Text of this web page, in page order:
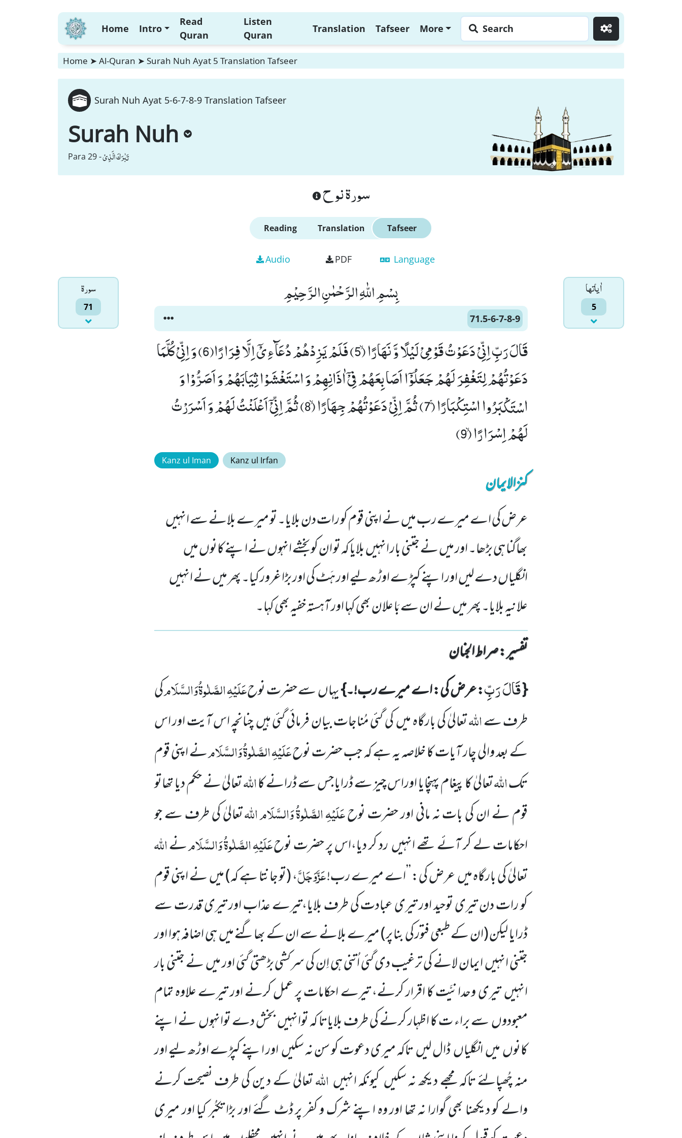
Home Intro
Read
Quran
Listen
Quran
Translation Tafseer More Search
Home ➤ Al-Quran ➤ Surah Nuh Ayat 5 Translation Tafseer
Surah Nuh Ayat 5-6-7-8-9 Translation Tafseer
Surah Nuh
Para 29 -تَبٰرَكَ الَّذِیْ
سورة نوح
Reading Translation Tafseer
Audio PDF Language
سورۃ
71
اٰياتها
5
بِسْمِ اللّٰهِ الرَّحْمٰنِ الرَّحِیْمِ
71.5-6-7-8-9
قَالَ رَبِّ اِنِّیْ دَعَوْتُ قَوْمِیْ لَیْلًا وَّ نَهَارًاۙ (5) فَلَمْ یَزِدْهُمْ دُعَآءِیْۤ اِلَّا فِرَارًا(6) وَ اِنِّیْ كُلَّمَا
دَعَوْتُهُمْ لِتَغْفِرَ لَهُمْ جَعَلُوْۤا اَصَابِعَهُمْ فِیْۤ اٰذَانِهِمْ وَ اسْتَغْشَوْا ثِیَابَهُمْ وَ اَصَرُّوْا وَ
اسْتَكْبَرُوا اسْتِكْبَارًاۚ (7) ثُمَّ اِنِّیْ دَعَوْتُهُمْ جِهَارًاۙ (8) ثُمَّ اِنِّیْۤ اَعْلَنْتُ لَهُمْ وَ اَسْرَرْتُ
لَهُمْ اِسْرَارًاۙ (9)
Kanz ul Iman Kanz ul Irfan
کنزالایمان
عرض کی اے میرے رب میں نے اپنی قوم کو رات دن بلایا۔ تو میرے بلانے سے انہیں
بھاگنا ہی بڑھا۔ اور میں نے جتنی بار انہیں بلایا کہ تو ان کو بخشے انہوں نے اپنے کانوں میں
انگلیاں دے لیں اور اپنے کپڑے اوڑھ لیے اور ہَٹ کی اور بڑا غرور کیا۔ پھر میں نے انہیں
علانیہ بلایا۔ پھر میں نے ان سے بَا علان بھی کہا اور آہستہ خفیہ بھی کہا۔
تفسیر : ‎صراط الجنان
{قَالَ رَبِّ: عرض کی: اے میرے رب!۔}یہاںسے حضرت نوحعَلَیْہِالصَّلٰوۃُوَالسَّلَامکی
طرف سےاللّٰہتعالیٰ کیبارگاہ میںکی گئی مُناجات بیان فرمائی گئی ہیںچنانچہ اس آیت اور اس
کے بعد والی چار آیات کا خلاصہ یہ ہے کہ جبحضرت نوحعَلَیْہِالصَّلٰوۃُوَالسَّلَامنے اپنی قوم
تکاللّٰہتعالیٰ کا پیغام پہنچایا اوراس چیز سے ڈرایا جس سے ڈرانے کااللّٰہتعالیٰ نے حکم دیا تھاتو
قوم نے ان کی بات نہ مانی اور حضرت نوحعَلَیْہِالصَّلٰوۃُوَالسَّلَاماللّٰہتعالیٰ کی طرف سے جو
احکامات لے کر آئے تھے انہیںرد کر دیا،اس پر حضرت نوحعَلَیْہِالصَّلٰوۃُوَالسَّلَامنےاللّٰہ
تعالیٰ کی بارگاہ میںعرض کی: ’’اے میرے رب!عَزَّوَجَلَّ،(تو جانتا ہے کہ)میںنے اپنی قوم
کو رات دن تیری توحید اور تیری عبادت کی طرف بلایا،تیرے عذاب اور تیری قدرت سے
ڈرایا لیکن(ان کے طبعی فتور کی بنا پر)میرے بلانے سے ان کے بھاگنے میںہی اضافہ ہوا اور
جتنی انہیںایمان لانے کی ترغیب دی گئی اُتنی ہی اِن کی سرکشی بڑھتی گئی اور میںنے جتنی بار
انہیںتیری وحدانیَّت کا اقرار کرنے، تیرے احکامات پر عمل کرنے اور تیرے علاوہ تمام
معبودوںسے براء ت کا اظہار کرنے کی طرف بلایاتا کہ توانہیںبخش دے توانہوںنے اپنے
کانوںمیںانگلیاںڈال لیںتاکہ میری دعوت کو سن نہ سکیںاور اپنے کپڑے اوڑھ لیے اور
منہچُھپالئے تاکہ مجھے دیکھ نہ سکیں کیونکہ انہیں اللّٰہتعالیٰ کے دین کی طرف نصیحت کرنے
والےکو دیکھنا بھی گوارا نہ تھا اور وہ اپنے شرک و کفر پر ڈٹ گئے اور بڑا تکبُّر کیا اور میری